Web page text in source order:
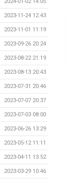
2023-11-24 12:43
2023-11-01 11:19
2023-09-26 20:24
2023-08-22 21:19
2023-08-13 20:43
2023-07-31 20:46
2023-07-07 20:37
2023-07-03 08:00
2023-06-26 13:29
2023-05-12 11:11
2023-04-11 13:52
2023-03-29 10:46